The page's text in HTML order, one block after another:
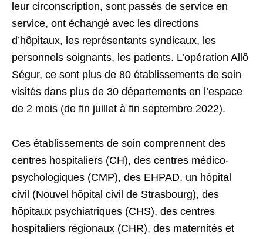
leur circonscription, sont passés de service en
service, ont échangé avec les directions
d’hôpitaux, les représentants syndicaux, les
personnels soignants, les patients. L’opération Allô
Ségur, ce sont plus de 80 établissements de soin
visités dans plus de 30 départements en l’espace
de 2 mois (de fin juillet à fin septembre 2022).
Ces établissements de soin comprennent des
centres hospitaliers (CH), des centres médico-
psychologiques (CMP), des EHPAD, un hôpital
civil (Nouvel hôpital civil de Strasbourg), des
hôpitaux psychiatriques (CHS), des centres
hospitaliers régionaux (CHR), des maternités et